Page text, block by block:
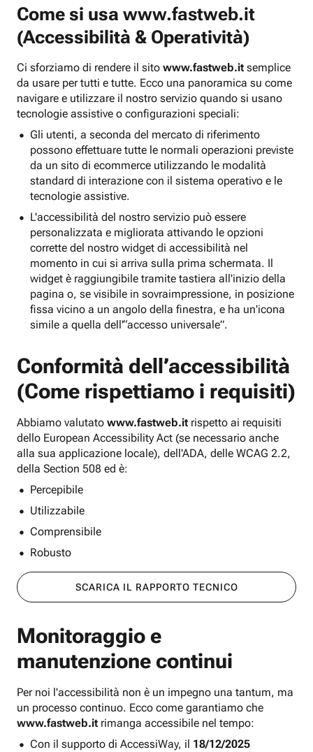
Come si usa www.fastweb.it
(Accessibilità & Operatività)
Ci sforziamo di rendere il sito www.fastweb.it semplice
da usare per tutti e tutte. Ecco una panoramica su come
navigare e utilizzare il nostro servizio quando si usano
tecnologie assistive o configurazioni speciali:
Gli utenti, a seconda del mercato di riferimento
possono effettuare tutte le normali operazioni previste
da un sito di ecommerce utilizzando le modalità
standard di interazione con il sistema operativo e le
tecnologie assistive.
L'accessibilità del nostro servizio può essere
personalizzata e migliorata attivando le opzioni
corrette del nostro widget di accessibilità nel
momento in cui si arriva sulla prima schermata. Il
widget è raggiungibile tramite tastiera all'inizio della
pagina o, se visibile in sovraimpressione, in posizione
fissa vicino a un angolo della finestra, e ha un'icona
simile a quella dell'“accesso universale”.
Conformità dell’accessibilità
(Come rispettiamo i requisiti)
Abbiamo valutato www.fastweb.it rispetto ai requisiti
dello European Accessibility Act (se necessario anche
alla sua applicazione locale), dell'ADA, delle WCAG 2.2,
della Section 508 ed è:
Percepibile
Utilizzabile
Comprensibile
Robusto
SCARICA IL RAPPORTO TECNICO
Monitoraggio e
manutenzione continui
Per noi l'accessibilità non è un impegno una tantum, ma
un processo continuo. Ecco come garantiamo che
www.fastweb.it rimanga accessibile nel tempo:
Con il supporto di AccessiWay, il 18/12/2025